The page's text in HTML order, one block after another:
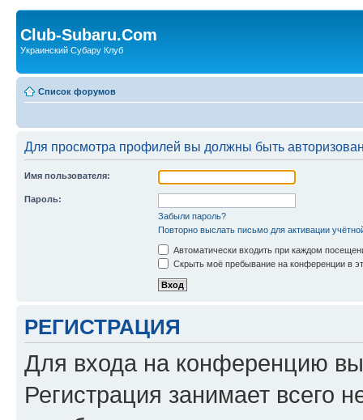
Club-Subaru.Com
Украинский Субару Клуб
Список форумов
Для просмотра профилей вы должны быть
Имя пользователя:
Пароль:
Забыли пароль?
Повторно выслать письмо для активации
Автоматически входить при каждом
Скрыть моё пребывание на конференции в
РЕГИСТРАЦИЯ
Для входа на конференцию
Регистрация занимает всего